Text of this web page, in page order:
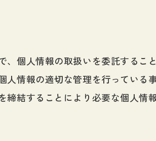
、個人情報の取扱いを委託するこ
人情報の適切な管理を行っている
締結することにより必要な個人情